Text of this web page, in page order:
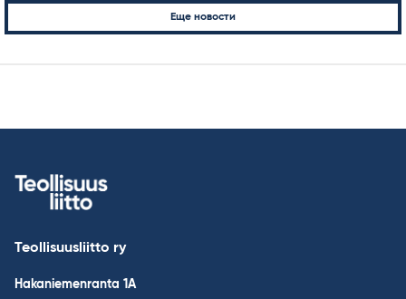
записей
Еще новости
Teollisuusliitto ry
Hakaniemenranta 1A